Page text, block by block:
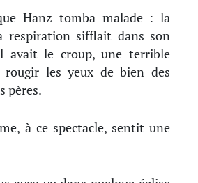
Hanz tomba malade : la
respiration sifflait dans son
avait le croup, une terrible
les yeux de bien des
pères.
à ce spectacle, sentit une